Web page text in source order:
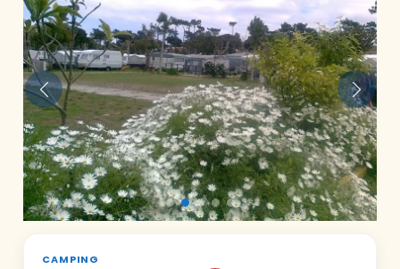
Anterior
CAMPING